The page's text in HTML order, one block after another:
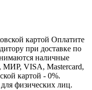
картой Оплатите
при доставке по
наличные
МИР, VISA, Mastercard,
картой - 0%.
физических лиц.